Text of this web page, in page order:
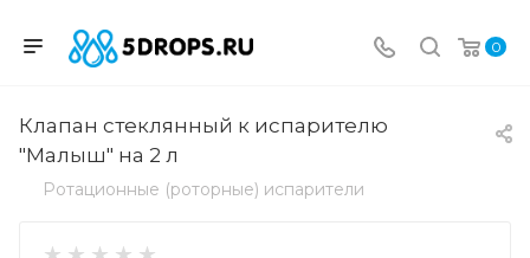
0
Клапан стеклянный к испарителю
"Малыш" на 2 л
Ротационные (роторные) испарители